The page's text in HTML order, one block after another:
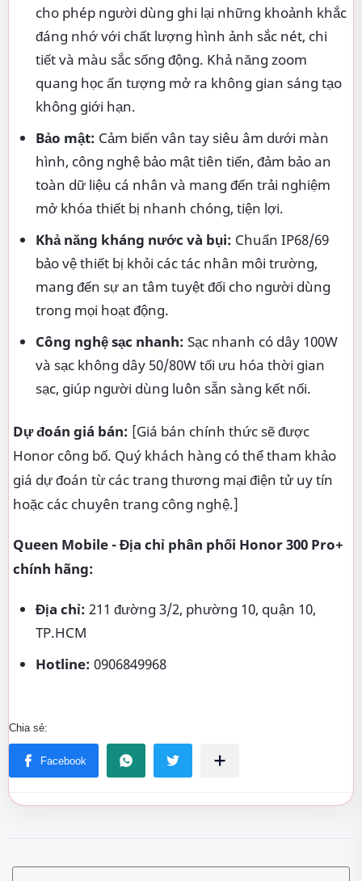
cho phép người dùng ghi lại những khoảnh khắc
đáng nhớ với chất lượng hình ảnh sắc nét, chi
tiết và màu sắc sống động. Khả năng zoom
quang học ấn tượng mở ra không gian sáng tạo
không giới hạn.
Bảo mật: Cảm biến vân tay siêu âm dưới màn
hình, công nghệ bảo mật tiên tiến, đảm bảo an
toàn dữ liệu cá nhân và mang đến trải nghiệm
mở khóa thiết bị nhanh chóng, tiện lợi.
Khả năng kháng nước và bụi: Chuẩn IP68/69
bảo vệ thiết bị khỏi các tác nhân môi trường,
mang đến sự an tâm tuyệt đối cho người dùng
trong mọi hoạt động.
Công nghệ sạc nhanh: Sạc nhanh có dây 100W
và sạc không dây 50/80W tối ưu hóa thời gian
sạc, giúp người dùng luôn sẵn sàng kết nối.
Dự đoán giá bán: [Giá bán chính thức sẽ được
Honor công bố. Quý khách hàng có thể tham khảo
giá dự đoán từ các trang thương mại điện tử uy tín
hoặc các chuyên trang công nghệ.]
Queen Mobile - Địa chỉ phân phối Honor 300 Pro+
chính hãng:
Địa chỉ: 211 đường 3/2, phường 10, quận 10,
TP.HCM
Hotline: 0906849968